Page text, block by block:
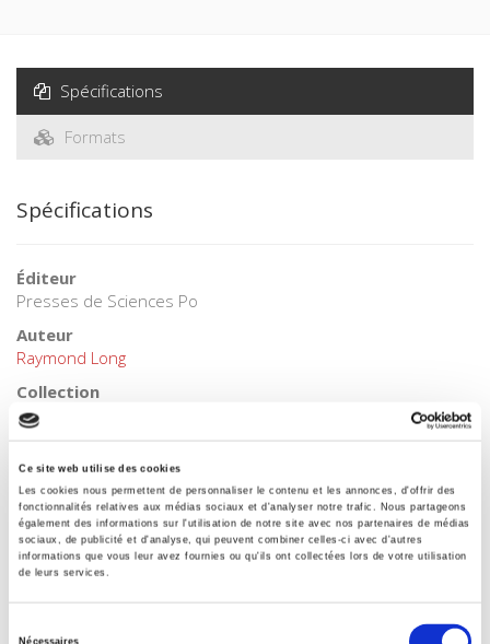
Ce site web utilise des cookies
Les cookies nous permettent de personnaliser le contenu et les annonces, d'offrir des
fonctionnalités relatives aux médias sociaux et d'analyser notre trafic. Nous partageons
également des informations sur l'utilisation de notre site avec nos partenaires de médias
sociaux, de publicité et d'analyse, qui peuvent combiner celles-ci avec d'autres
informations que vous leur avez fournies ou qu'ils ont collectées lors de votre utilisation
de leurs services.
Nécessaires
Spécifications
Formats
Spécifications
Éditeur
Presses de Sciences Po
Auteur
Raymond Long
Collection
Académique
Langue
français
Mots clés
Analyses électorales, Sociologie électorale
Catégorie (éditeur)